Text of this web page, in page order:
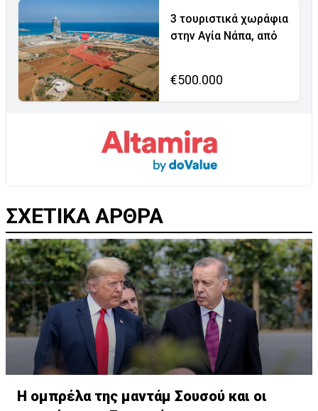
3 τουριστικά χωράφια
στην Αγία Νάπα, από
€500.000
ΣΧΕΤΙΚΑ ΑΡΘΡΑ
Η ομπρέλα της μαντάμ Σουσού και οι